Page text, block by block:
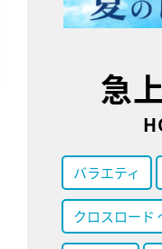
急
バラエティ
クロスロード